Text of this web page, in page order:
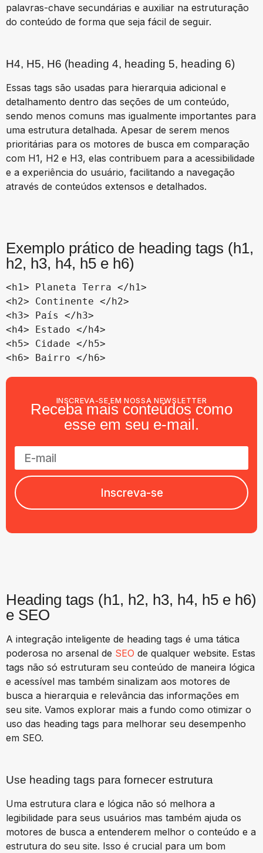
palavras-chave secundárias e auxiliar na estruturação
do conteúdo de forma que seja fácil de seguir.
H4, H5, H6 (heading 4, heading 5, heading 6)
Essas tags são usadas para hierarquia adicional e
detalhamento dentro das seções de um conteúdo,
sendo menos comuns mas igualmente importantes para
uma estrutura detalhada. Apesar de serem menos
prioritárias para os motores de busca em comparação
com H1, H2 e H3, elas contribuem para a acessibilidade
e a experiência do usuário, facilitando a navegação
através de conteúdos extensos e detalhados.
Exemplo prático de heading tags (h1,
h2, h3, h4, h5 e h6)
<h1> Planeta Terra </h1>
<h2> Continente </h2>
<h3> País </h3>
<h4> Estado </h4>
<h5> Cidade </h5>
INSCREVA-SE EM NOSSA NEWSLETTER
Receba mais conteúdos como
esse em seu e-mail.
Inscreva-se
Heading tags (h1, h2, h3, h4, h5 e h6)
e SEO
A integração inteligente de heading tags é uma tática
poderosa no arsenal de SEO de qualquer website. Estas
tags não só estruturam seu conteúdo de maneira lógica
e acessível mas também sinalizam aos motores de
busca a hierarquia e relevância das informações em
seu site. Vamos explorar mais a fundo como otimizar o
uso das heading tags para melhorar seu desempenho
em SEO.
Use heading tags para fornecer estrutura
Uma estrutura clara e lógica não só melhora a
legibilidade para seus usuários mas também ajuda os
motores de busca a entenderem melhor o conteúdo e a
estrutura do seu site. Isso é crucial para um bom